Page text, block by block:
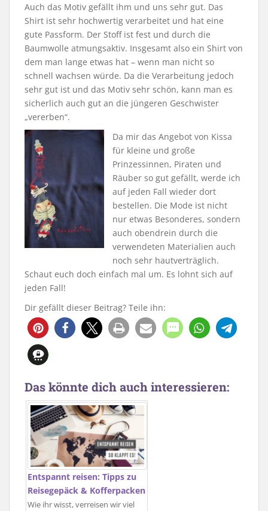
Auch das Motiv gefällt ihm und uns sehr gut. Das
Shirt ist sehr hochwertig verarbeitet und hat eine
gute Passform. Der Stoff ist fest und durch die
Baumwolle atmungsaktiv. Insgesamt also ein Shirt von
dem man lange etwas hat – wenn man nicht so
schnell wachsen würde. Da die Verarbeitung jedoch
sehr gut ist und das Motiv sehr schön, kann man es
sicherlich auch gut an die jüngeren Geschwister
„vererben“.
Da mir das Angebot von Kissa
für kleine und große
Prinzessinnen, Piraten und
Räuber so gut gefällt, werde ich
auf jeden Fall wieder dort
bestellen. Die Mode ist nicht
nur etwas Besonderes, sondern
auch obendrein durch die
verwendeten Materialien auch
noch sehr hautverträglich.
Schaut euch doch einfach mal um. Es lohnt sich auf
jeden Fall!
Dir gefällt dieser Beitrag? Teile ihn:
Das könnte dich auch interessieren:
Entspannt reisen: Tipps zu
Reisegepäck & Kofferpacken
Wie ihr wisst, verreisen wir viel